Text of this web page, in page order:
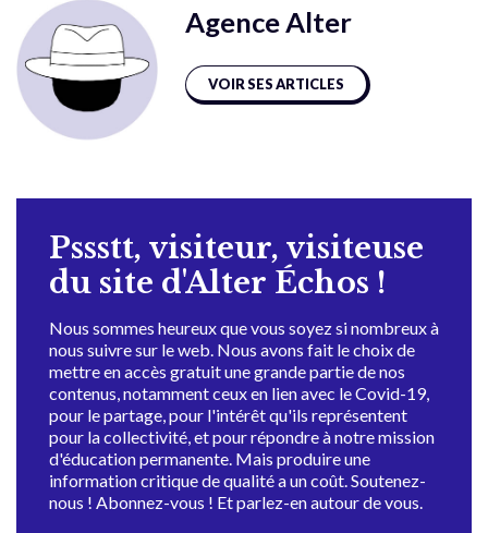
Agence Alter
VOIR SES ARTICLES
Pssstt, visiteur, visiteuse
du site d'Alter Échos !
Nous sommes heureux que vous soyez si nombreux à
nous suivre sur le web. Nous avons fait le choix de
mettre en accès gratuit une grande partie de nos
contenus, notamment ceux en lien avec le Covid-19,
pour le partage, pour l'intérêt qu'ils représentent
pour la collectivité, et pour répondre à notre mission
d'éducation permanente. Mais produire une
information critique de qualité a un coût. Soutenez-
nous ! Abonnez-vous ! Et parlez-en autour de vous.